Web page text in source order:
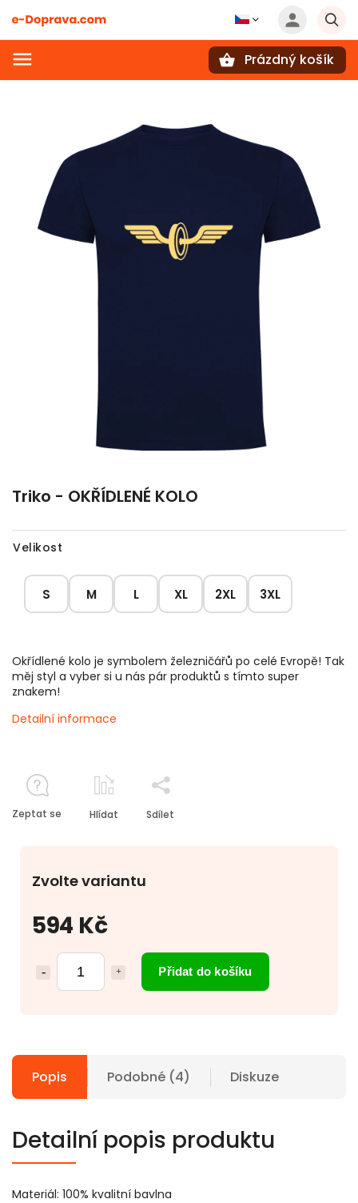
Prázdný košík
Triko - OKŘÍDLENÉ KOLO
Velikost
S M L XL 2XL 3XL
594 Kč
Přidat do košíku
Zvolte variantu
Okřídlené kolo je symbolem železničářů po celé Evropě! Tak
měj styl a vyber si u nás pár produktů s tímto super
znakem!
Detailní informace
Zeptat se Hlídat Sdílet
Popis Podobné (4) Diskuze
Detailní popis produktu
Materiál: 100% kvalitní bavlna